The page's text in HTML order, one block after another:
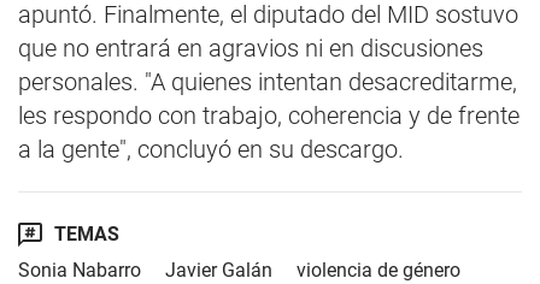
apuntó. Finalmente, el diputado del MID sostuvo
que no entrará en agravios ni en discusiones
personales. "A quienes intentan desacreditarme,
les respondo con trabajo, coherencia y de frente
a la gente", concluyó en su descargo.
TEMAS
Sonia Nabarro
Javier Galán
violencia de género